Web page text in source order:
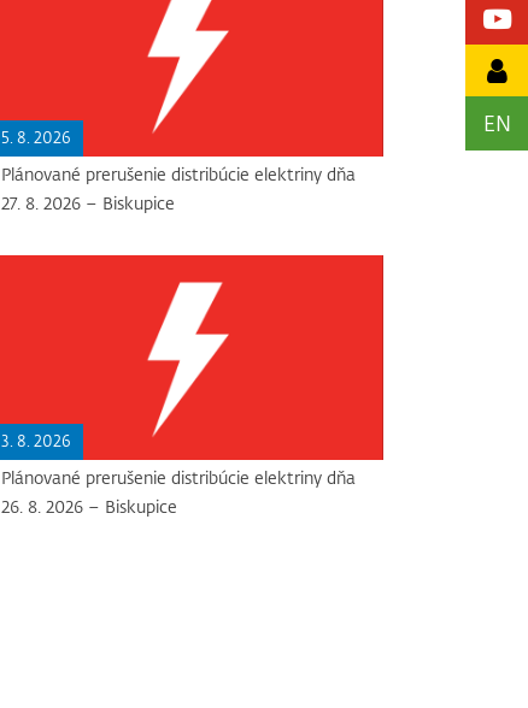
EN
5. 8. 2026
Plánované prerušenie distribúcie elektriny dňa
27. 8. 2026 – Biskupice
3. 8. 2026
Plánované prerušenie distribúcie elektriny dňa
26. 8. 2026 – Biskupice